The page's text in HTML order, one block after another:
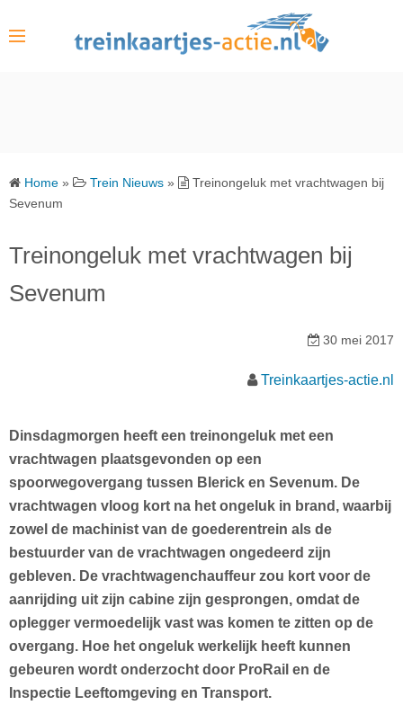
Home » Trein Nieuws »
Treinongeluk met vrachtwagen bij
Sevenum
Treinongeluk met vrachtwagen bij
Sevenum
30 mei 2017
Treinkaartjes-actie.nl
Dinsdagmorgen heeft een treinongeluk met een
vrachtwagen plaatsgevonden op een
spoorwegovergang tussen Blerick en Sevenum. De
vrachtwagen vloog kort na het ongeluk in brand, waarbij
zowel de machinist van de goederentrein als de
bestuurder van de vrachtwagen ongedeerd zijn
gebleven. De vrachtwagenchauffeur zou kort voor de
aanrijding uit zijn cabine zijn gesprongen, omdat de
oplegger vermoedelijk vast was komen te zitten op de
overgang. Hoe het ongeluk werkelijk heeft kunnen
gebeuren wordt onderzocht door ProRail en de
Inspectie Leeftomgeving en Transport.